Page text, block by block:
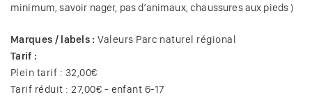
minimum, savoir nager, pas d’animaux, chaussures aux pieds )
Marques / labels : Valeurs Parc naturel régional
Tarif :
Plein tarif : 32,00€
Tarif réduit : 27,00€ - enfant 6-17